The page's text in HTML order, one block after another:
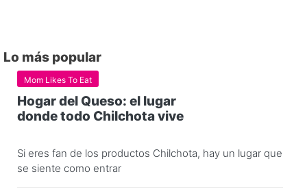
Lo más popular
Mom Likes To Eat
Hogar del Queso: el lugar
donde todo Chilchota vive
Si eres fan de los productos Chilchota, hay un lugar que
se siente como entrar